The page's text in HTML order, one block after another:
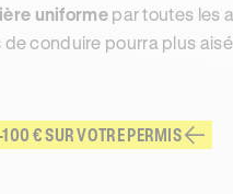
uniformepar toutes les
conduire pourra plus
100 € SUR VOTRE PERMIS